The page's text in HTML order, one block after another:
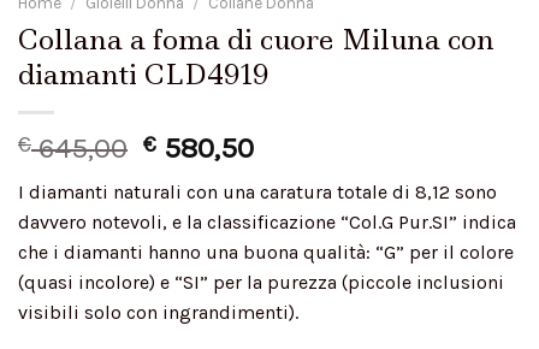
Collana a foma di cuore Miluna con
diamanti CLD4919
€645,00 € 580,50
I diamanti naturali con una caratura totale di 8,12 sono
davvero notevoli, e la classificazione “Col.G Pur.SI” indica
che i diamanti hanno una buona qualità: “G” per il colore
(quasi incolore) e “SI” per la purezza (piccole inclusioni
visibili solo con ingrandimenti).